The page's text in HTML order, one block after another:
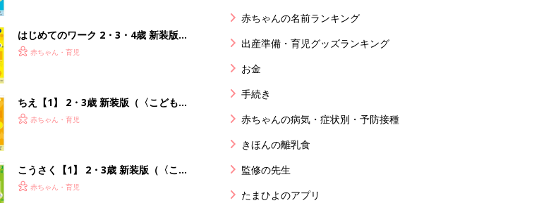
はじめてのワーク 2・3・4歳 新装版
(〈こどもちゃれんじ〉のワーク)
赤ちゃん・育児
ちえ【1】 2・3歳 新装版（〈こども
ちゃれんじ〉のワーク）
赤ちゃん・育児
こうさく【1】 2・3歳 新装版（〈こ
どもちゃれんじ〉のワーク）
赤ちゃん・育児
赤ちゃんの名前ランキング
出産準備・育児グッズランキング
お金
手続き
赤ちゃんの病気・症状別・予防接種
きほんの離乳食
監修の先生
たまひよのアプリ